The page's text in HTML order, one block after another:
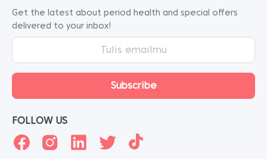
Get the latest about period health and special offers
delivered to your inbox!
FOLLOW US